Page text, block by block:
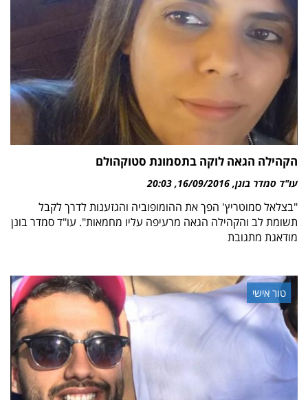
הקהילה הגאה לוקה בתסמונת סטוקהולם
עו"ד סמדר בונן 16/09/2016
20:03
"בצלאל סמוטריץ' הפך את ההומופוביה והגזענות לדרך לקבל
תשומת לב והקהילה הגאה מרעיפה עליו מחמאות". עו"ד סמדר בונן
מודאגת מתגובת
טור אישי